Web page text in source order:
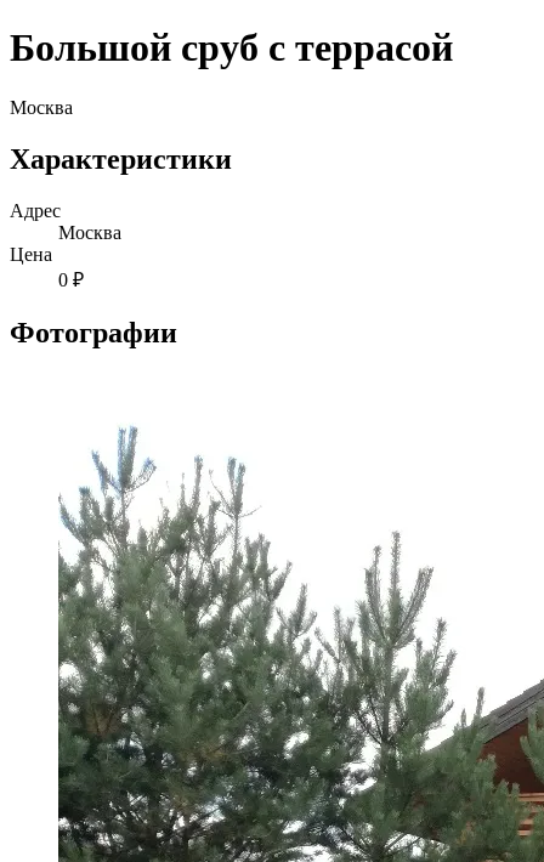
Большой сруб с террасой
Москва
Характеристики
Адрес
Москва
Цена
0 ₽
Фотографии